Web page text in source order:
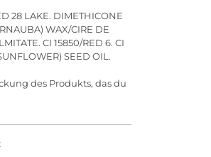
28 LAKE. DIMETHICONE
WAX/CIRE DE
CI 15850/RED 6. CI
SEED OIL.
des Produkts, das du